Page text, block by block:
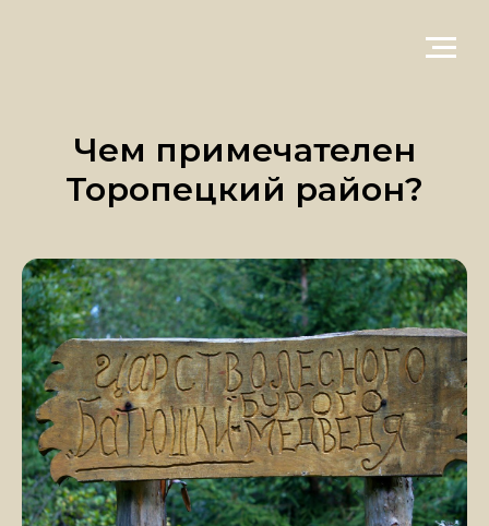
Чем примечателен
Торопецкий район?